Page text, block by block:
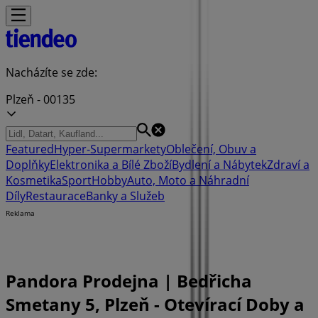
Nacházíte se zde:
Plzeň - 00135
FeaturedHyper-SupermarketyOblečení, Obuv a
DoplňkyElektronika a Bílé ZbožíBydlení a NábytekZdraví a
KosmetikaSportHobbyAuto, Moto a Náhradní
DílyRestauraceBanky a Služeb
Reklama
Pandora Prodejna | Bedřicha
Smetany 5, Plzeň - Otevírací Doby a